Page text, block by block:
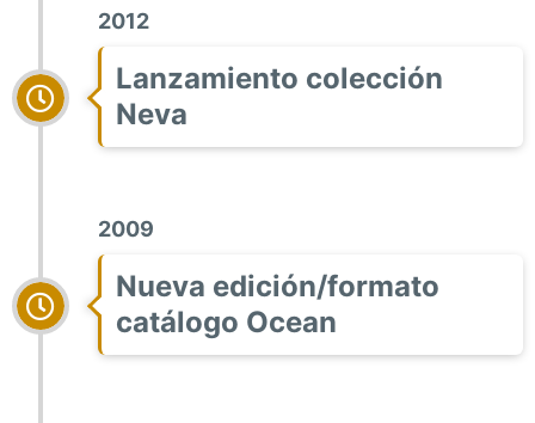
2012
Lanzamiento colección
Neva
2009
Nueva edición/formato
catálogo Ocean